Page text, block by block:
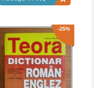
-25%